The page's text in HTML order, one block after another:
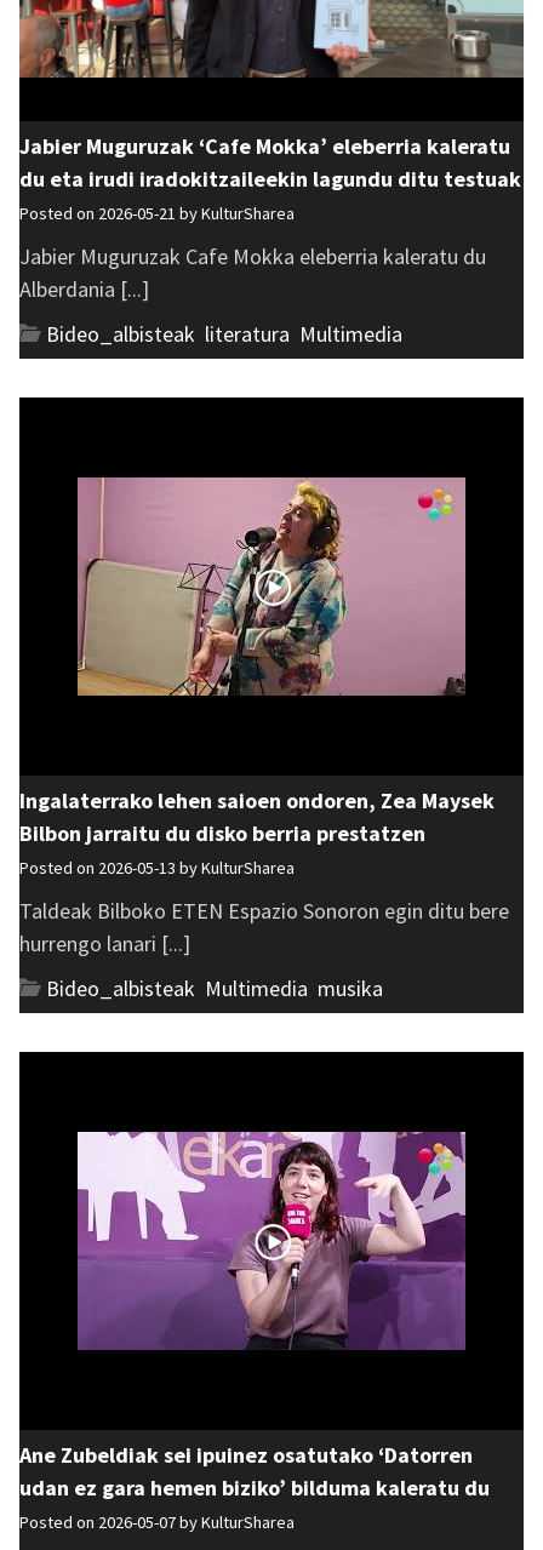
Jabier Muguruzak ‘Cafe Mokka’ eleberria kaleratu
du eta irudi iradokitzaileekin lagundu ditu testuak
Posted on 2026-05-21 byKulturSharea
Jabier Muguruzak Cafe Mokka eleberria kaleratu du
Alberdania [...]
Bideo_albisteak literatura Multimedia
Ingalaterrako lehen saioen ondoren, Zea Maysek
Bilbon jarraitu du disko berria prestatzen
Posted on 2026-05-13 byKulturSharea
Taldeak Bilboko ETEN Espazio Sonoron egin ditu bere
hurrengo lanari [...]
Bideo_albisteak Multimedia musika
Ane Zubeldiak sei ipuinez osatutako ‘Datorren
udan ez gara hemen biziko’ bilduma kaleratu du
Posted on 2026-05-07 byKulturSharea